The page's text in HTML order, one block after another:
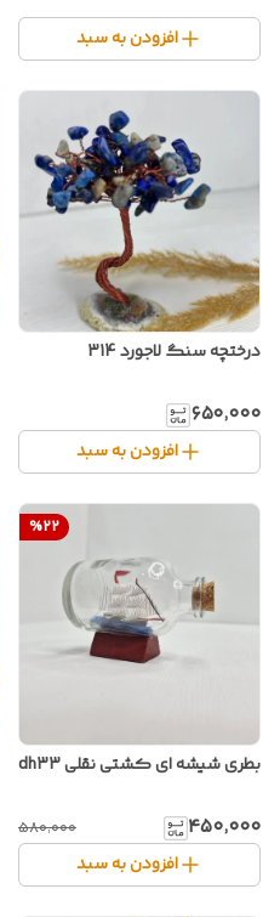
افزودن به سبد
درختچه سنگ لاجورد 314
۶۵۰٬۰۰۰
افزودن به سبد
%22
بطری شیشه ای کشتی نقلی dh33
۴۵۰٬۰۰۰ ۵۸۰٬۰۰۰
افزودن به سبد